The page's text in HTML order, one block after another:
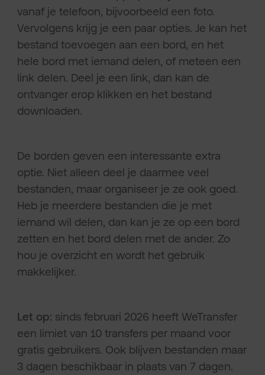
vanaf je telefoon, bijvoorbeeld een foto.
Vervolgens krijg je een paar opties. Je kan het
bestand toevoegen aan een bord, en het
hele bord met iemand delen, of meteen een
link delen. Deel je een link, dan kan de
ontvanger erop klikken en het bestand
downloaden.
De borden geven een interessante extra
optie. Niet alleen deel je daarmee veel
bestanden, maar organiseer je ze ook goed.
Heb je meerdere bestanden die je met
iemand wil delen, dan kan je ze op een bord
zetten en het bord delen met de ander. Zo
hou je overzicht en wordt het gebruik
makkelijker.
Let op: sinds februari 2026 heeft WeTransfer
een limiet van 10 transfers per maand voor
gratis gebruikers. Ook blijven bestanden maar
3 dagen beschikbaar in plaats van 7 dagen.